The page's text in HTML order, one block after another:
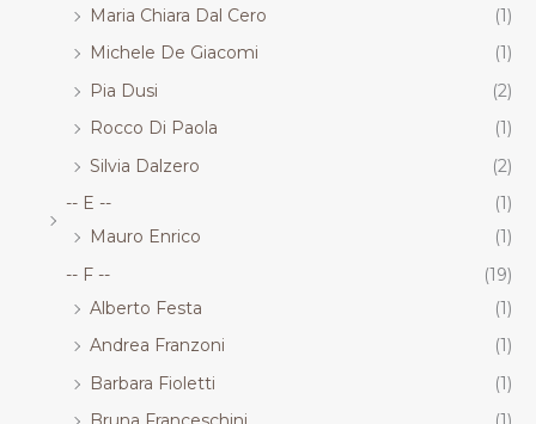
Maria Chiara Dal Cero
(1)
Michele De Giacomi
(1)
Pia Dusi
(2)
Rocco Di Paola
(1)
Silvia Dalzero
(2)
-- E --
(1)
Mauro Enrico
(1)
-- F --
(19)
Alberto Festa
(1)
Andrea Franzoni
(1)
Barbara Fioletti
(1)